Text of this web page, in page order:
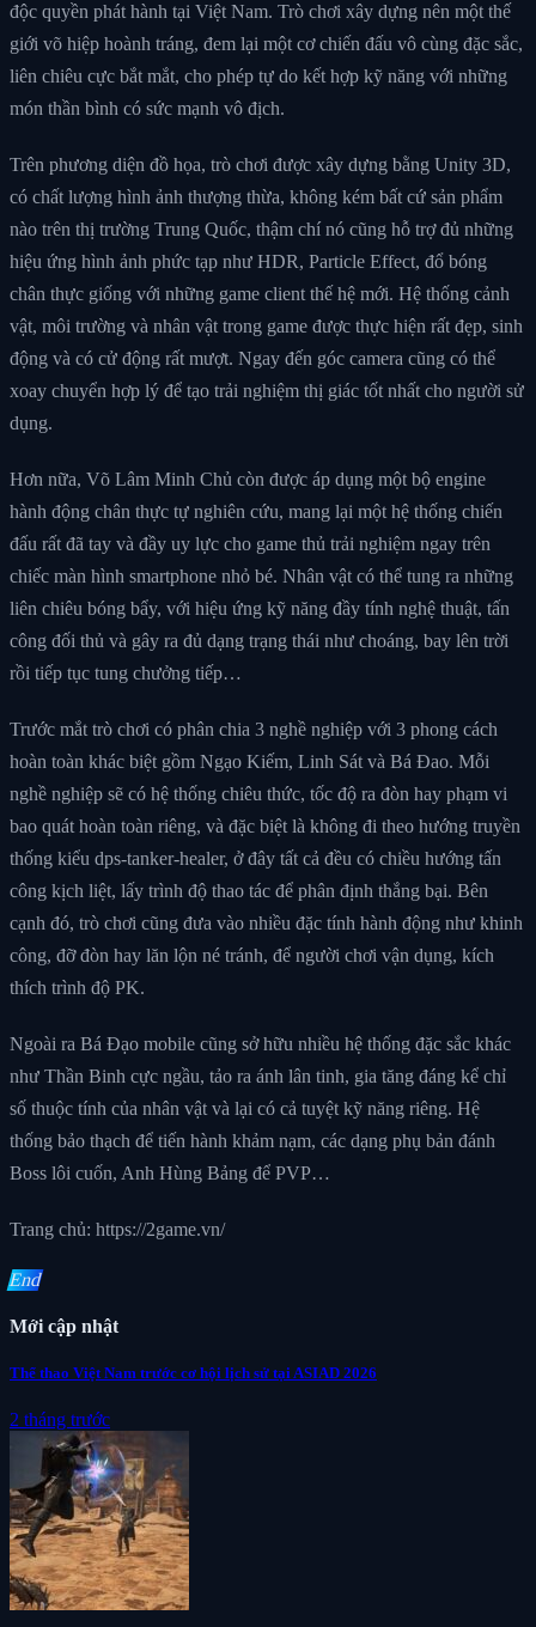
độc quyền phát hành tại Việt Nam. Trò chơi xây dựng nên một thế
giới võ hiệp hoành tráng, đem lại một cơ chiến đấu vô cùng đặc sắc,
liên chiêu cực bắt mắt, cho phép tự do kết hợp kỹ năng với những
món thần bình có sức mạnh vô địch.
Trên phương diện đồ họa, trò chơi được xây dựng bằng Unity 3D,
có chất lượng hình ảnh thượng thừa, không kém bất cứ sản phẩm
nào trên thị trường Trung Quốc, thậm chí nó cũng hỗ trợ đủ những
hiệu ứng hình ảnh phức tạp như HDR, Particle Effect, đổ bóng
chân thực giống với những game client thế hệ mới. Hệ thống cảnh
vật, môi trường và nhân vật trong game được thực hiện rất đẹp, sinh
động và có cử động rất mượt. Ngay đến góc camera cũng có thể
xoay chuyển hợp lý để tạo trải nghiệm thị giác tốt nhất cho người sử
dụng.
Hơn nữa, Võ Lâm Minh Chủ còn được áp dụng một bộ engine
hành động chân thực tự nghiên cứu, mang lại một hệ thống chiến
đấu rất đã tay và đầy uy lực cho game thủ trải nghiệm ngay trên
chiếc màn hình smartphone nhỏ bé. Nhân vật có thể tung ra những
liên chiêu bóng bẩy, với hiệu ứng kỹ năng đầy tính nghệ thuật, tấn
công đối thủ và gây ra đủ dạng trạng thái như choáng, bay lên trời
rồi tiếp tục tung chưởng tiếp…
Trước mắt trò chơi có phân chia 3 nghề nghiệp với 3 phong cách
hoàn toàn khác biệt gồm Ngạo Kiếm, Linh Sát và Bá Đao. Mỗi
nghề nghiệp sẽ có hệ thống chiêu thức, tốc độ ra đòn hay phạm vi
bao quát hoàn toàn riêng, và đặc biệt là không đi theo hướng truyền
thống kiểu dps-tanker-healer, ở đây tất cả đều có chiều hướng tấn
công kịch liệt, lấy trình độ thao tác để phân định thắng bại. Bên
cạnh đó, trò chơi cũng đưa vào nhiều đặc tính hành động như khinh
công, đỡ đòn hay lăn lộn né tránh, để người chơi vận dụng, kích
thích trình độ PK.
Ngoài ra Bá Đạo mobile cũng sở hữu nhiều hệ thống đặc sắc khác
như Thần Binh cực ngầu, tảo ra ánh lân tinh, gia tăng đáng kể chỉ
số thuộc tính của nhân vật và lại có cả tuyệt kỹ năng riêng. Hệ
thống bảo thạch để tiến hành khảm nạm, các dạng phụ bản đánh
Boss lôi cuốn, Anh Hùng Bảng để PVP…
Trang chủ: https://2game.vn/
End
Mới cập nhật
Thể thao Việt Nam trước cơ hội lịch sử tại ASIAD 2026
2 tháng trước